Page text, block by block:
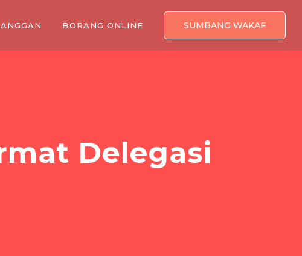
SUMBANG WAKAF
BORANG ONLINE
Delegasi